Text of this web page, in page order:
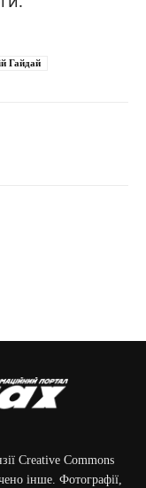
Гайдай
Creative Commons
інше. Фотографії,